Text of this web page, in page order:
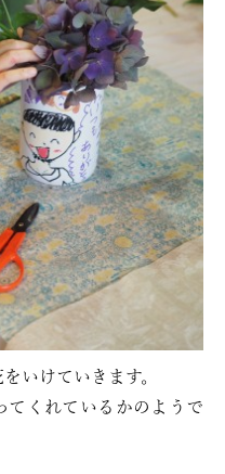
いけていきます。
てくれているかのようで